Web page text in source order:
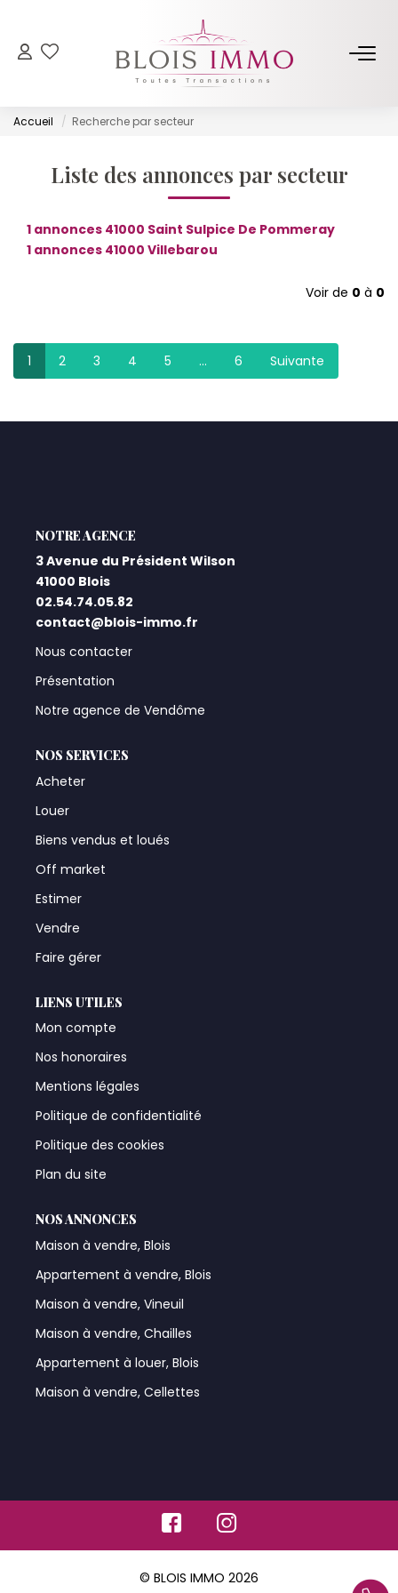
NOS BIENS
Acheter
Biens Vendus Et Loués
Off Market
Accueil Recherche par secteur
Liste des annonces par secteur
1 annonces 41000 Saint Sulpice De Pommeray
1 annonces 41000 Villebarou
Voir de 0 à 0
1 2 3 4 5 ... 6 Suivante
L'AGENCE
3 Avenue du Président Wilson
41000 Blois
02.54.74.05.82
contact@blois-immo.fr
Nous contacter
Présentation
Notre agence de Vendôme
NOS SERVICES
Acheter
Louer
Biens vendus et loués
Off market
Estimer
Vendre
Faire gérer
LIENS UTILES
Mon compte
Nos honoraires
Mentions légales
Politique de confidentialité
Politique des cookies
Plan du site
NOS ANNONCES
Maison à vendre, Blois
Appartement à vendre, Blois
Maison à vendre, Vineuil
Maison à vendre, Chailles
Appartement à louer, Blois
Maison à vendre, Cellettes
© BLOIS IMMO 2026